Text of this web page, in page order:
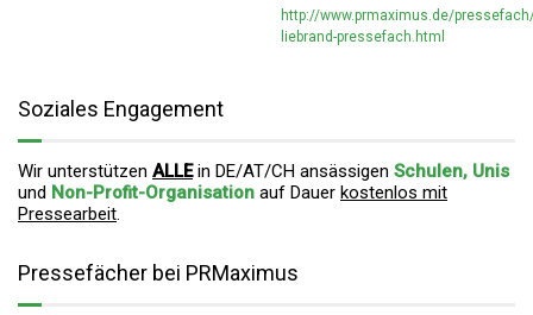
http://www.prmaximus.de/
liebrand-pressefach.html
Soziales Engagement
Wir unterstützen ALLEin DE/AT/CH ansässigen Schulen, Unis
und Non-Profit-Organisation auf Dauer kostenlos mit
Pressearbeit.
Pressefächer bei PRMaximus